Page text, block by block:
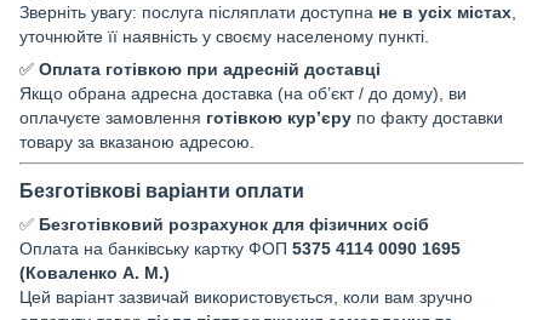
Зверніть увагу: послуга післяплати доступна не в усіх містах,
уточнюйте її наявність у своєму населеному пункті.
✅ Оплата готівкою при адресній доставці
Якщо обрана адресна доставка (на об’єкт / до дому), ви
оплачуєте замовлення готівкою кур’єру по факту доставки
товару за вказаною адресою.
Безготівкові варіанти оплати
✅ Безготівковий розрахунок для фізичних осіб
Оплата на банківську картку ФОП 5375 4114 0090 1695
(Коваленко А. М.)
Цей варіант зазвичай використовується, коли вам зручно